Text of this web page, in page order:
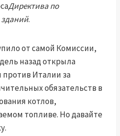
Директива по
.
от самой Комиссии,
назад открыла
Италии за
обязательств в
котлов,
топливе. Но давайте